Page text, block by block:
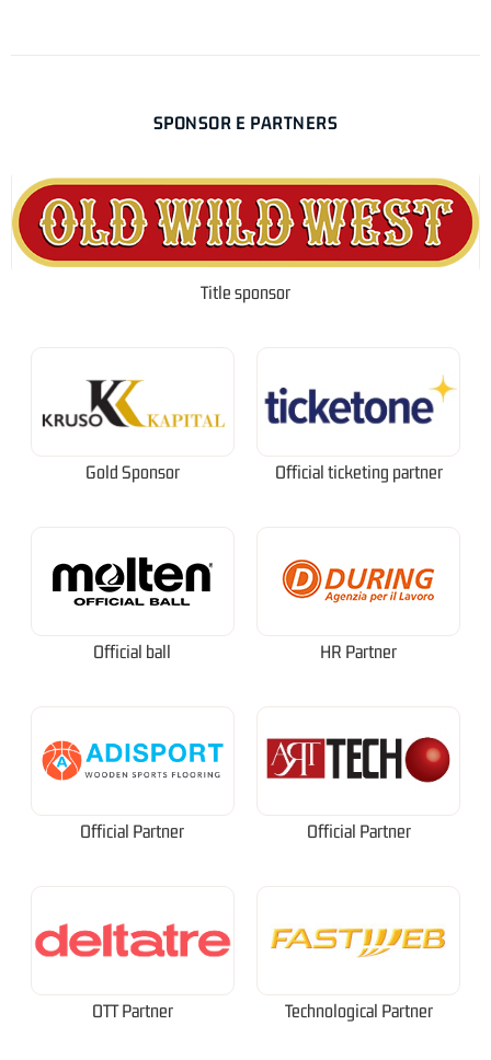
SPONSOR E PARTNERS
Title sponsor
Gold Sponsor Official ticketing partner
Official ball HR Partner
Official Partner Official Partner
OTT Partner Technological Partner